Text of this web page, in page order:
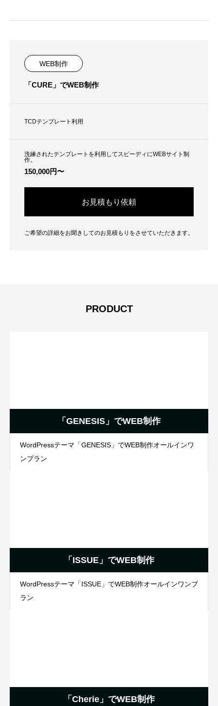
角２封筒制作事例 山本会計事務所
WEB制作
「CURE」でWEB制作
TCDテンプレート利用
洗練されたテンプレートを利用してスピーディにWEBサイト制
作。
150,000円〜
お見積もり依頼
ご希望の詳細をお聞きしてのお見積もりをさせていただきます。
PRODUCT
「GENESIS」でWEB制作
WordPressテーマ「GENESIS」でWEB制作オールインワ
ンプラン
「ISSUE」でWEB制作
WordPressテーマ「ISSUE」でWEB制作オールインワンプ
ラン
「Cherie」でWEB制作